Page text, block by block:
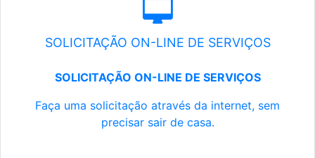
SOLICITAÇÃO ON-LINE DE SERVIÇOS
SOLICITAÇÃO ON-LINE DE SERVIÇOS
Faça uma solicitação através da internet, sem
precisar sair de casa.